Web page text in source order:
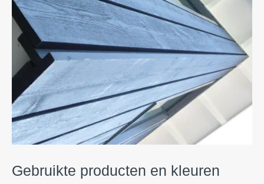
Gebruikte producten en kleuren